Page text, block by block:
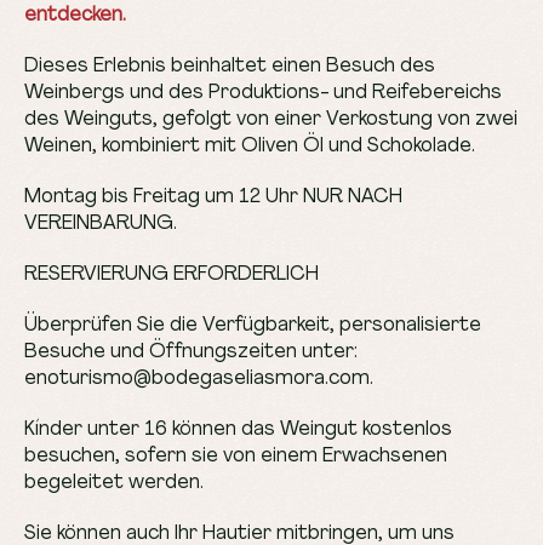
entdecken.
Dieses Erlebnis beinhaltet einen Besuch des
Weinbergs und des Produktions- und Reifebereichs
des Weinguts, gefolgt von einer Verkostung von zwei
Weinen, kombiniert mit Oliven Öl und Schokolade.
Montag bis Freitag um 12 Uhr NUR NACH
VEREINBARUNG.
RESERVIERUNG ERFORDERLICH
Überprüfen Sie die Verfügbarkeit, personalisierte
Besuche und Öffnungszeiten unter:
enoturismo@bodegaseliasmora.com.
Kínder unter 16 können das Weingut kostenlos
besuchen, sofern sie von einem Erwachsenen
begeleitet werden.
Sie können auch Ihr Hautier mitbringen, um uns